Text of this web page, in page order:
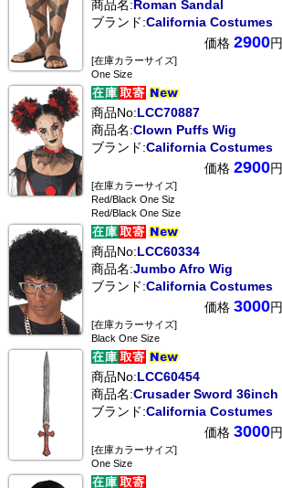
商品名:Roman Sandal
ブランド:California Costumes
価格 2900円
[在庫カラーサイズ]
One Size
商品No:LCC70887
商品名:Clown Puffs Wig
ブランド:California Costumes
価格 2900円
[在庫カラーサイズ]
Red/Black One Siz
Red/Black One Size
商品No:LCC60334
商品名:Jumbo Afro Wig
ブランド:California Costumes
価格 3000円
[在庫カラーサイズ]
Black One Size
商品No:LCC60454
商品名:Crusader Sword 36inch
ブランド:California Costumes
価格 3000円
[在庫カラーサイズ]
One Size